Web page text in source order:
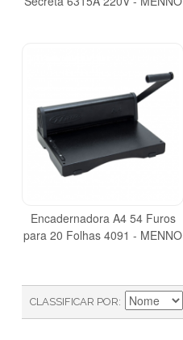
Encadernadora A4 54 Furos
para 20 Folhas 4091 - MENNO
CLASSIFICAR POR